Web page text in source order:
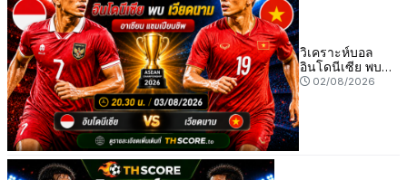
วิเคราะห์บอล
อินโดนีเซีย พบ
เวียดนาม 20.30
02/08/2026